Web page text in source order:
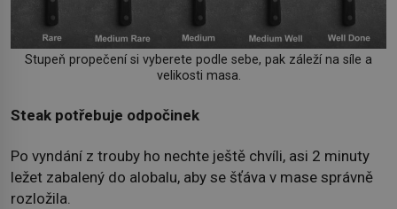
Stupeň propečení si vyberete podle sebe, pak záleží na síle a
velikosti masa.
Steak potřebuje odpočinek
Po vyndání z trouby ho nechte ještě chvíli, asi 2 minuty
ležet zabalený do alobalu, aby se šťáva v mase správně
rozložila.